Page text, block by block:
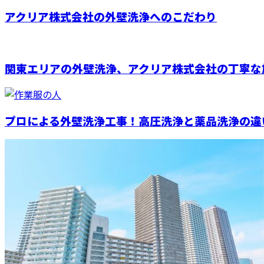
アクリア株式会社の外壁洗浄へのこだわり
関東エリアの外壁洗浄、アクリア株式会社の丁寧
プロによる外壁洗浄工事！高圧洗浄と薬品洗浄の